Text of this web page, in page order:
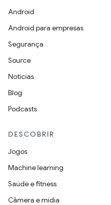
Android
Android para empresas
Segurança
Source
Notícias
Blog
Podcasts
DESCOBRIR
Jogos
Machine learning
Saúde e fitness
Câmera e mídia